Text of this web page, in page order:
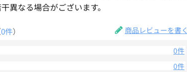
異なる場合がございます。
0件） 商品レビューを書く
0件
0件